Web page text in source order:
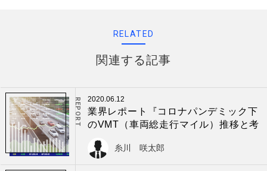
RELATED
関連する記事
REPORT 2020.06.12
業界レポート『コロナパンデミック下
のVMT（車両総走行マイル）推移と考
糸川 咲太郎